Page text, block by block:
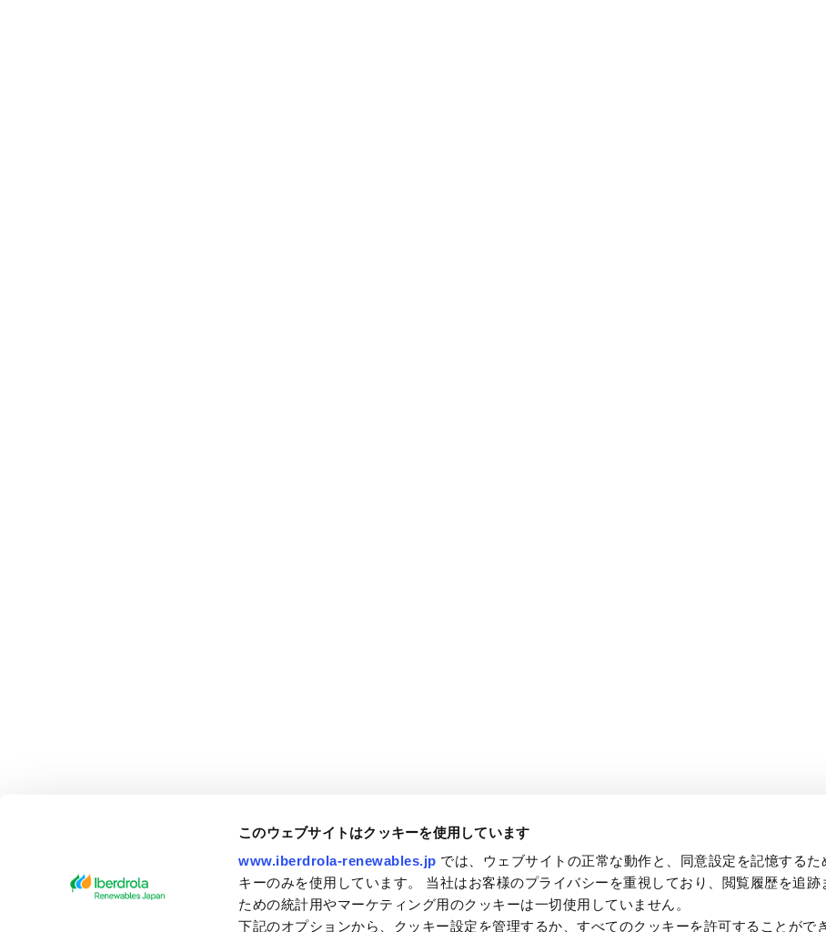
このウェブサイトはクッキーを使用しています
www.iberdrola-renewables.jp では、ウェブサイトの正常な動作と、同意設定を記憶するた
キーのみを使用しています。 当社はお客様のプライバシーを重視しており、閲覧履歴を追跡
ための統計用やマーケティング用のクッキーは一切使用していません。
下記のオプションから、クッキー設定を管理するか、すべてのクッキーを許可することがで